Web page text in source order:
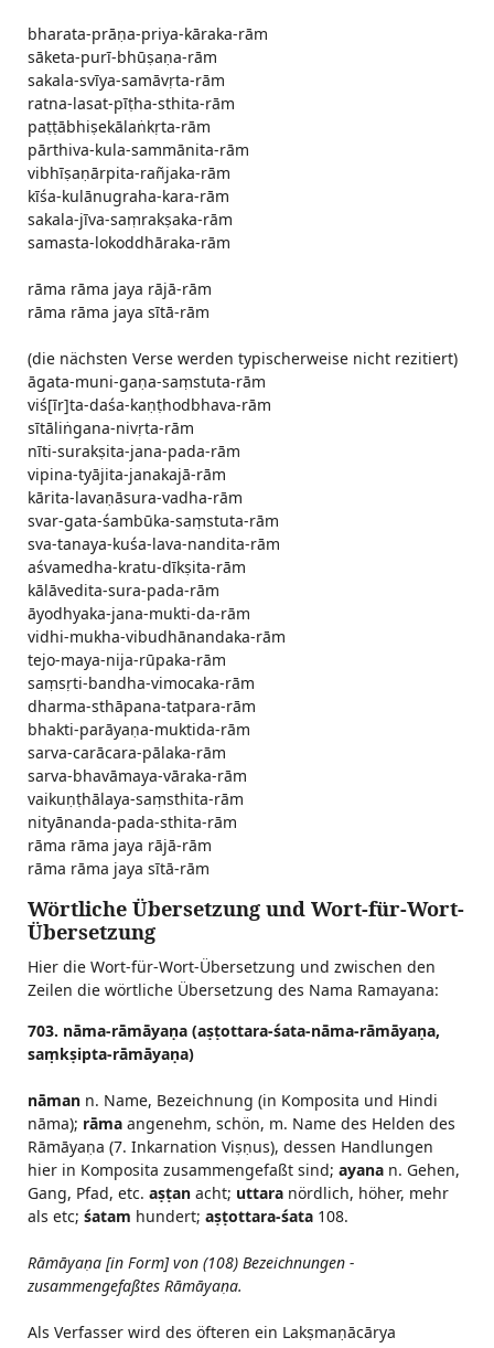
bharata-prāṇa-priya-kāraka-rām
sāketa-purī­-bhūṣaṇa-rām
sakala-svīya-samāvṛta-rām
ratna-lasat-pīṭha-sthita-rām
paṭṭābhiṣekālaṅkṛta-rām
pārthiva-kula-sammānita-rām
vibhīṣaṇārpita-rañjaka-rām
kīśa-kulānugraha-kara-rām
sakala-jīva-saṃrakṣaka-rām
samasta-lokoddhāraka-rām
rāma rāma jaya rājā-rām
rāma rāma jaya sītā-rām
(die nächsten Verse werden typischerweise nicht rezitiert)
āgata-muni-gaṇa-saṃstuta-rām
viś[īr]ta-daśa-kaṇṭhodbhava-rām
sītāliṅgana-nivṛta-rām
nīti-surakṣita-jana-pada-rām
vipina-tyājita-janakajā-rām
kārita-lavaṇāsura-vadha-rām
svar-gata-śambūka-saṃstuta-rām
sva-tanaya-kuśa-lava-nandita-rām
aśvamedha-kratu-dīkṣita-rām
kālāvedita-sura-pada-rām
āyodhyaka-jana-mukti-da-rām
vidhi-mukha-vibudhānandaka-rām
tejo-maya-nija-rūpaka-rām
saṃsṛti-bandha-vimocaka-rām
dharma-sthāpana-tatpara-rām
bhakti-parāyaṇa-muktida-rām
sarva-carācara-pālaka-rām
sarva-bhavāmaya-vāraka-rām
vaikuṇṭhālaya-saṃsthita-rām
nityānanda-pada-sthita-rām
rāma rāma jaya rājā-rām
rāma rāma jaya sītā-rām
Wörtliche Übersetzung und Wort-für-Wort-
Übersetzung
Hier die Wort-für-Wort-Übersetzung und zwischen den
Zeilen die wörtliche Übersetzung des Nama Ramayana:
703. nāma-rāmāyaṇa (aṣṭottara-śata-nāma-rāmāyaṇa,
saṃkṣipta-rāmāyaṇa)
nāman n. Name, Bezeichnung (in Komposita und Hindi
nāma); rāma angenehm, schön, m. Name des Helden des
Rāmāyaṇa (7. Inkarnation Viṣṇus), dessen Handlungen
hier in Komposita zusammengefaßt sind; ayana n. Gehen,
Gang, Pfad, etc. aṣṭan acht; uttara nördlich, höher, mehr
als etc; śatam hundert; aṣṭottara-śata 108.
Rāmāyaṇa [in Form] von (108) Bezeichnungen -
zusammengefaßtes Rāmāyaṇa.
Als Verfasser wird des öfteren ein Lakṣmaṇācārya